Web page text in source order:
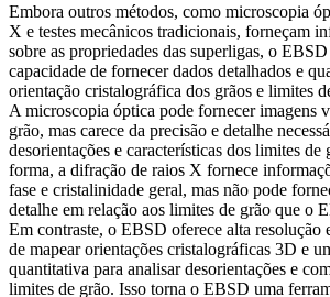
Embora outros métodos, como microscopia
X e testes mecânicos tradicionais, forneçam
sobre as propriedades das superligas, o EBSD
capacidade de fornecer dados detalhados e
orientação cristalográfica dos grãos e limites
A microscopia óptica pode fornecer imagens
grão, mas carece da precisão e detalhe
desorientações e características dos limites de
forma, a difração de raios X fornece
fase e cristalinidade geral, mas não pode
detalhe em relação aos limites de grão que o
Em contraste, o EBSD oferece alta resolução
de mapear orientações cristalográficas 3D e
quantitativa para analisar desorientações e
limites de grão. Isso torna o EBSD uma